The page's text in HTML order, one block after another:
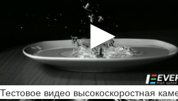
Тестовое видео высокоскоростная